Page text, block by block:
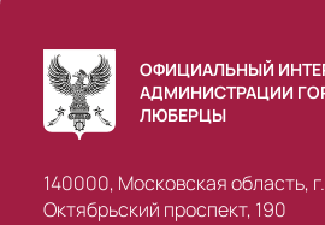
ОФИЦИАЛЬНЫЙ
АДМИНИСТРАЦИИ
ЛЮБЕРЦЫ
140000, Московская область,
Октябрьский проспект, 190